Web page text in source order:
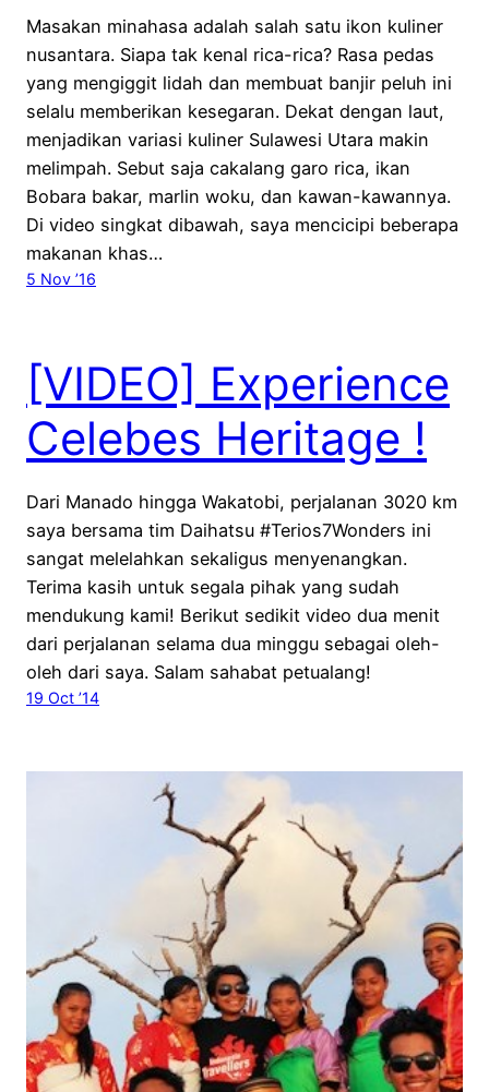
Masakan minahasa adalah salah satu ikon kuliner
nusantara. Siapa tak kenal rica-rica? Rasa pedas
yang mengiggit lidah dan membuat banjir peluh ini
selalu memberikan kesegaran. Dekat dengan laut,
menjadikan variasi kuliner Sulawesi Utara makin
melimpah. Sebut saja cakalang garo rica, ikan
Bobara bakar, marlin woku, dan kawan-kawannya.
Di video singkat dibawah, saya mencicipi beberapa
makanan khas…
5 Nov ’16
[VIDEO] Experience
Celebes Heritage !
Dari Manado hingga Wakatobi, perjalanan 3020 km
saya bersama tim Daihatsu #Terios7Wonders ini
sangat melelahkan sekaligus menyenangkan.
Terima kasih untuk segala pihak yang sudah
mendukung kami! Berikut sedikit video dua menit
dari perjalanan selama dua minggu sebagai oleh-
oleh dari saya. Salam sahabat petualang!
19 Oct ’14